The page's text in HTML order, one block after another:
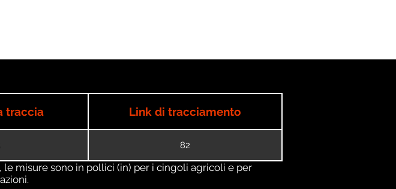
traccia Link di tracciamento
82
misure sono in pollici (in) per i cingoli agricoli e per